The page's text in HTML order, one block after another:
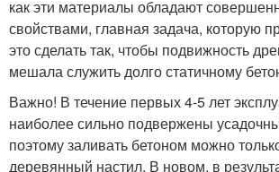
как эти материалы обладают
свойствами, главная задача, которую
это сделать так, чтобы подвижность
мешала служить долго статичному
Важно! В течение первых 4-5 лет
наиболее сильно подвержены
поэтому заливать бетоном можно
деревянный настил. В новом, в